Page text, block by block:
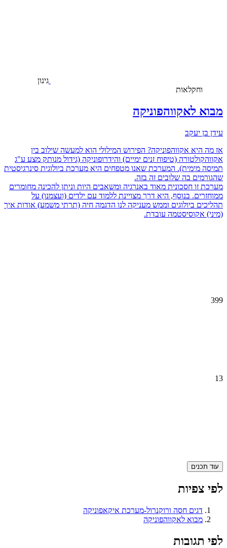
גינון
וחקלאות
מבוא לאקווהפוניקה
עידן בן יעקב
אז מה היא אקווהפוניקה? הפירוש המילולי הוא למעשה שילוב בין
אקווהקולטורה (טיפוח זנים ימיים) והידרופוניקה (גידול מנותק מצע ע"ג
תמיסה מימית). המערכת שאנו מטפחים היא מערכת ביולוגית סינרגיסטית
שהגורמים בה שלובים זה בזה.
מערכת זו חסכונית מאוד באנרגיה ומשאבים היות וניתן להכינה מחומרים
ממוחזרים. בנוסף, היא דרך מצויינת ללמוד עם ילדים (ועצמנו) על
תהליכים ביולוגים וממש מעניקה לנו הדגמה חיה (תרתי משמע) אודות איך
(מיני) אקוסיסטמה עובדת.
399
13
עוד תכנים
לפי צפיות
דגים חסה ורוקנרול-מערכת איקאפוניקה
מבוא לאקווהפוניקה
לפי תגובות